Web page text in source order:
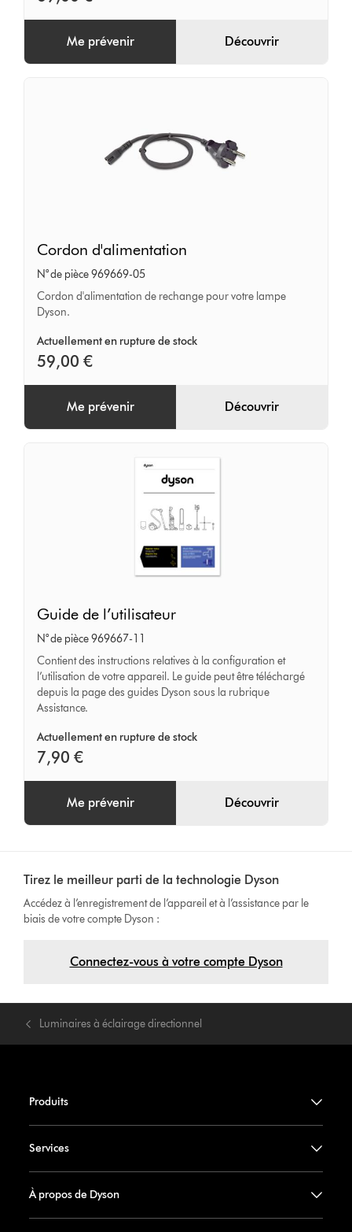
Me prévenir Découvrir
d'alimentation
Cordon d'alimentation
N° de pièce 969669-05
Cordon d'alimentation de rechange pour votre lampe
Dyson.
Actuellement en rupture de stock
59,00 €
Me prévenir Découvrir
de
l’utilisateur
Guide de l’utilisateur
N° de pièce 969667-11
Contient des instructions relatives à la configuration et
l’utilisation de votre appareil. Le guide peut être téléchargé
depuis la page des guides Dyson sous la rubrique
Assistance.
Actuellement en rupture de stock
7,90 €
Me prévenir Découvrir
Tirez le meilleur parti de la technologie Dyson
Accédez à l’enregistrement de l’appareil et à l’assistance par le
biais de votre compte Dyson :
Connectez-vous à votre compte Dyson
Luminaires à éclairage directionnel
Produits
Services
À propos de Dyson